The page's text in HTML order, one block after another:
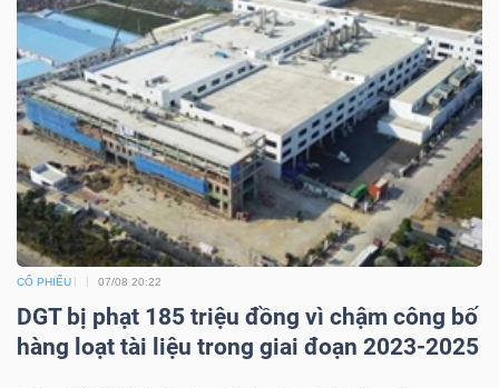
CỔ PHIẾU 07/08 20:22
DGT bị phạt 185 triệu đồng vì chậm công bố
hàng loạt tài liệu trong giai đoạn 2023-2025